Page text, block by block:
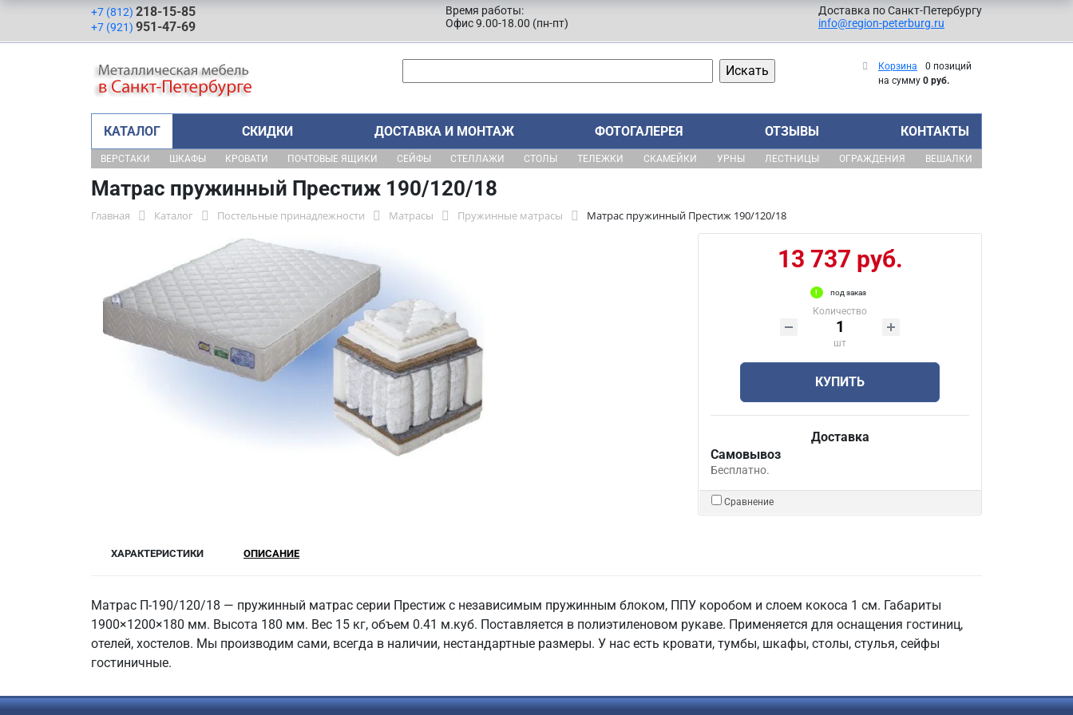
+7 (812) 218-15-85
+7 (921) 951-47-69
Время работы:
Офис 9.00-18.00 (пн-пт)
Доставка по Санкт-Петербургу
info@region-peterburg.ru
Корзина
0 позиций
на сумму 0 руб.
КАТАЛОГ СКИДКИ ДОСТАВКА И МОНТАЖ ФОТОГАЛЕРЕЯ ОТЗЫВЫ КОНТАКТЫ
ВЕРСТАКИ ШКАФЫ КРОВАТИ ПОЧТОВЫЕ ЯЩИКИ СЕЙФЫ СТЕЛЛАЖИ СТОЛЫ ТЕЛЕЖКИ СКАМЕЙКИ УРНЫ ЛЕСТНИЦЫ ОГРАЖДЕНИЯ ВЕШАЛКИ
Матрас пружинный Престиж 190/120/18
Главная Каталог Постельные принадлежности Матрасы Пружинные матрасы Матрас пружинный Престиж 190/120/18
13 737 руб.
под заказ
Количество
шт
КУПИТЬ
Доставка
Самовывоз
Бесплатно.
Сравнение
ХАРАКТЕРИСТИКИ ОПИСАНИЕ
Матрас П-190/120/18 — пружинный матрас серии Престиж с независимым пружинным блоком, ППУ коробом и слоем кокоса 1 см. Габариты
1900×1200×180 мм. Высота 180 мм. Вес 15 кг, объем 0.41 м.куб. Поставляется в полиэтиленовом рукаве. Применяется для оснащения гостиниц,
отелей, хостелов. Мы производим сами, всегда в наличии, нестандартные размеры. У нас есть кровати, тумбы, шкафы, столы, стулья, сейфы
гостиничные.